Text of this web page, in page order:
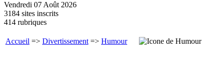
Vendredi 07 Août 2026
3184 sites inscrits
414 rubriques
Accueil => Divertissement => Humour